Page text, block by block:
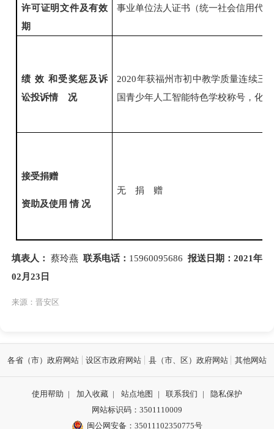
许可证明文件及有效
期
事业单位法人证书（统一社会信用代码
绩 效 和受奖惩及诉
讼投诉情
况
2020年获福州市初中教学质量连续三
国青少年人工智能特色学校称号，化
接受捐赠
资助及使用 情 况
无 捐 赠
填表人： 蔡玲燕 联系电话： 15960095686 报送日期： 2021年
02月23日
来源：晋安区
各省（市）政府网站 设区市政府网站 县（市、区）政府网站 其他网站
使用帮助 | 加入收藏 | 站点地图 | 联系我们 |
隐私保护
网站标识码：3501110009
闽公网安备：35011102350775号